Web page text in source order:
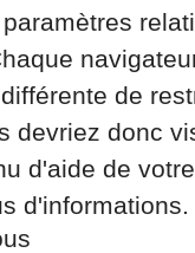
de
devriez donc
d'aide de
d'informations.